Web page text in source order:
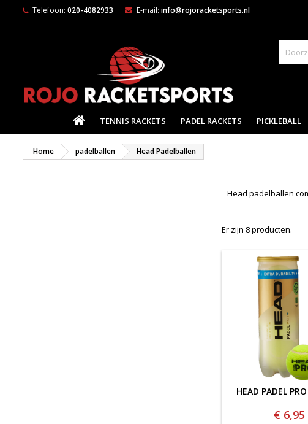
Telefoon: 020-4082933 E-mail: info@rojoracketsports.nl
HOMETENNIS RACKETS PADEL RACKETS PICKLEBALL
Home padelballen Head Padelballen
Head padelballen
Er zijn 8 producten.
HEAD PADEL
€ 6,95